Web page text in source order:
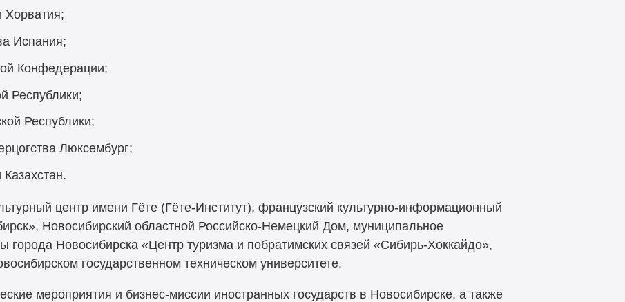
Хорватия;
Испания;
Конфедерации;
Республики;
Республики;
Люксембург;
центр имени Гёте (Гёте-Институт), французский культурно-информационный
Новосибирский областной Российско-Немецкий Дом, муниципальное
города Новосибирска «Центр туризма и побратимских связей «Сибирь-Хоккайдо»,
государственном техническом университете.
мероприятия и бизнес-миссии иностранных государств в Новосибирске, а также